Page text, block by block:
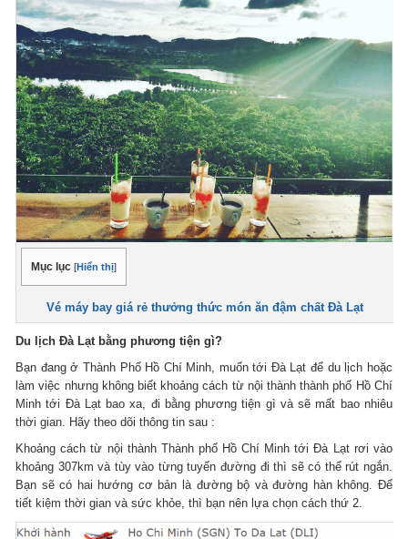
Mục lục [Hiển thị]
Vé máy bay giá rẻ thưởng thức món ăn đậm chất Đà Lạt
Du lịch Đà Lạt bằng phương tiện gì?
Bạn đang ở Thành Phố Hồ Chí Minh, muốn tới Đà Lạt để du lịch hoặc
làm việc nhưng không biết khoảng cách từ nội thành thành phố Hồ Chí
Minh tới Đà Lạt bao xa, đi bằng phương tiện gì và sẽ mất bao nhiêu
thời gian. Hãy theo dõi thông tin sau :
Khoảng cách từ nội thành Thành phố Hồ Chí Minh tới Đà Lạt rơi vào
khoảng 307km và tùy vào từng tuyến đường đi thì sẽ có thể rút ngắn.
Bạn sẽ có hai hướng cơ bản là đường bộ và đường hàn không. Để
tiết kiệm thời gian và sức khỏe, thì bạn nên lựa chọn cách thứ 2.